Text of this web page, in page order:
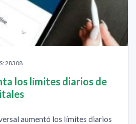
28308
los límites diarios de
aumentó los límites diarios